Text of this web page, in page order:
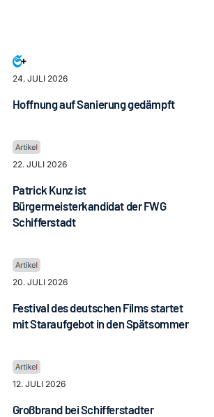
24. JULI 2026
Hoffnung auf Sanierung gedämpft
22. JULI 2026
Patrick Kunz ist
Bürgermeisterkandidat der FWG
Schifferstadt
20. JULI 2026
Festival des deutschen Films startet
mit Staraufgebot in den Spätsommer
12. JULI 2026
Großbrand bei Schifferstadter